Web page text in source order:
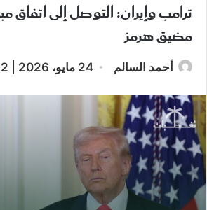
ترامب وإيران: التوصل إلى اتفاق
مضيق هرمز
أحمد السالم 24 مايو، 2026 | 12:52 مساءً